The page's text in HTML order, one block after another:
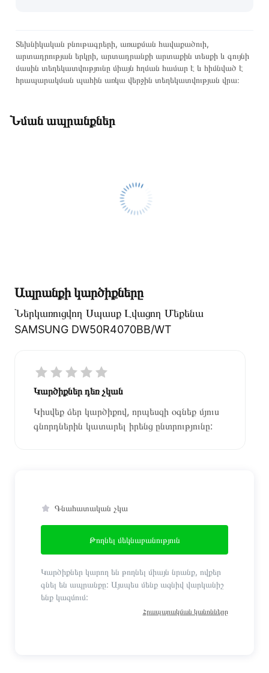
Տեխնիկական բնութագրերի, առաքման հավաքածուի,
արտադրության երկրի, արտադրանքի արտաքին տեսքի և գույնի
մասին տեղեկատվությունը միայն հղման համար է և հիմնված է
հրապարակման պահին առկա վերջին տեղեկատվության վրա։
Նման ապրանքներ
Ապրանքի կարծիքները
Ներկառուցվող Սպասք Լվացող Մեքենա
SAMSUNG DW50R4070BB/WT
Կարծիքներ դեռ չկան
Կիսվեք ձեր կարծիքով, որպեսզի օգնեք մյուս
գնորդներին կատարել իրենց ընտրությունը:
Գնահատական չկա
Թողնել մեկնաբանություն
Կարծիքներ կարող են թողնել միայն նրանք, ովքեր
գնել են ապրանքը: Այսպես մենք ազնիվ վարկանիշ
ենք կազմում:
Հրապարակման կանոնները